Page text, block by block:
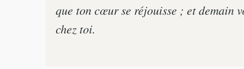
que ton cœur se réjouisse ; et demain
chez toi.